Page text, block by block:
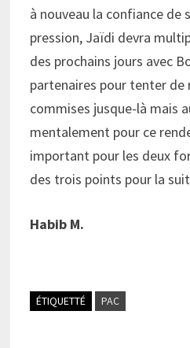
à nouveau la confiance de
pression, Jaïdi devra
des prochains jours avec
partenaires pour tenter de
commises jusque-là mais
mentalement pour ce
important pour les deux
des trois points pour la
Habib M.
ÉTIQUETTÉ PAC